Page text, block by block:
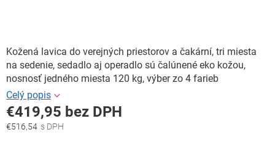
Kožená lavica do verejných priestorov a čakární, tri miesta
na sedenie, sedadlo aj operadlo sú čalúnené eko kožou,
nosnosť jedného miesta 120 kg, výber zo 4 farieb
€516,54
€419,95 bez DPH
Jednotková